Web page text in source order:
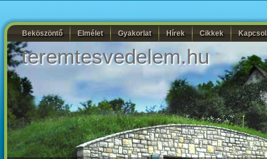
Beköszöntő Elmélet Gyakorlat Hírek Cikkek
teremtesvedelem.hu